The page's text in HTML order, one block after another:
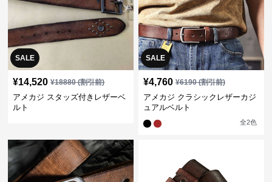
SALE
¥14,520 ¥18880(割引前)
アメカジ スタッズ付きレザーベ
ルト
SALE
¥4,760 ¥6190(割引前)
アメカジ クラシックレザーカジ
ュアルベルト
全2色